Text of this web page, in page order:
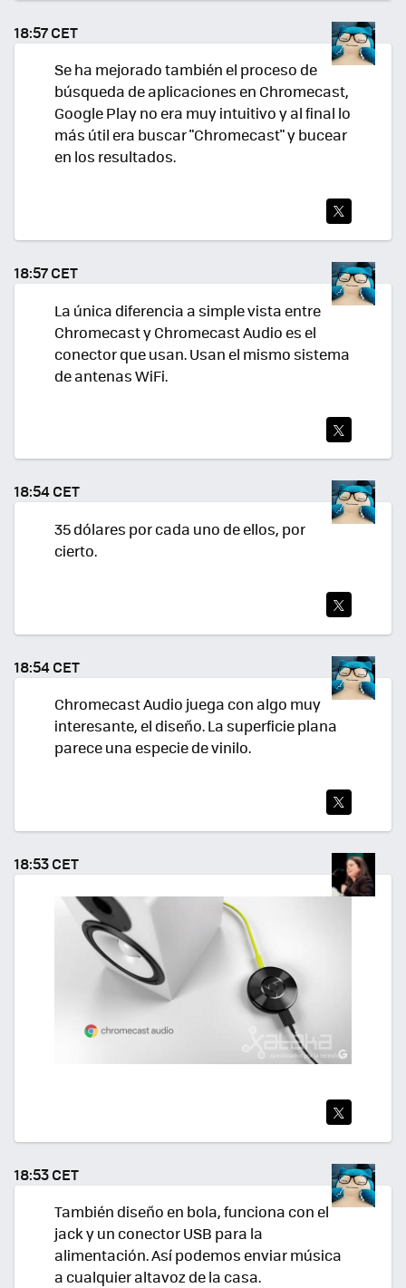
TEA
R
18:57 CET
Se ha mejorado también el proceso de
búsqueda de aplicaciones en Chromecast,
Google Play no era muy intuitivo y al final lo
más útil era buscar "Chromecast" y bucear
en los resultados.
TWI
TEA
R
18:57 CET
La única diferencia a simple vista entre
Chromecast y Chromecast Audio es el
conector que usan. Usan el mismo sistema
de antenas WiFi.
TWI
TEA
R
18:54 CET
35 dólares por cada uno de ellos, por
cierto.
TEA
R
18:54 CET
Chromecast Audio juega con algo muy
interesante, el diseño. La superficie plana
parece una especie de vinilo.
TEA
R
18:53 CET
TEA
R
18:53 CET
También diseño en bola, funciona con el
jack y un conector USB para la
alimentación. Así podemos enviar música
a cualquier altavoz de la casa.